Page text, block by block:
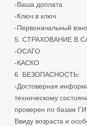
-Ваша доплата
-Ключ в ключ
-Первоначальный
5. СТРАХОВАНИЕ В
-ОСАГО
-КАСКО
6. БЕЗОПАСНОСТЬ:
-Достоверная
техническому
проверен по базам
Ввиду возраста и